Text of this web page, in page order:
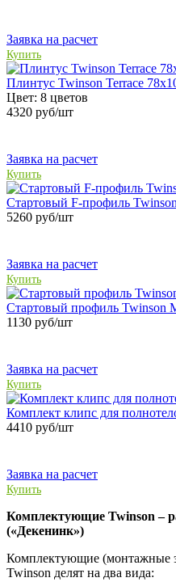
Заявка на расчет
Купить
Плинтус Twinson Terrace
Цвет: 8 цветов
4320 руб/шт
Заявка на расчет
Купить
Стартовый F-профиль
5260 руб/шт
Заявка на расчет
Купить
Стартовый профиль Twinson
1130 руб/шт
Заявка на расчет
Купить
Комплект клипс для
4410 руб/шт
Заявка на расчет
Купить
Комплектующие Twinson –
(«Декенинк»)
Комплектующие (монтажные
Twinson делят на два вида: